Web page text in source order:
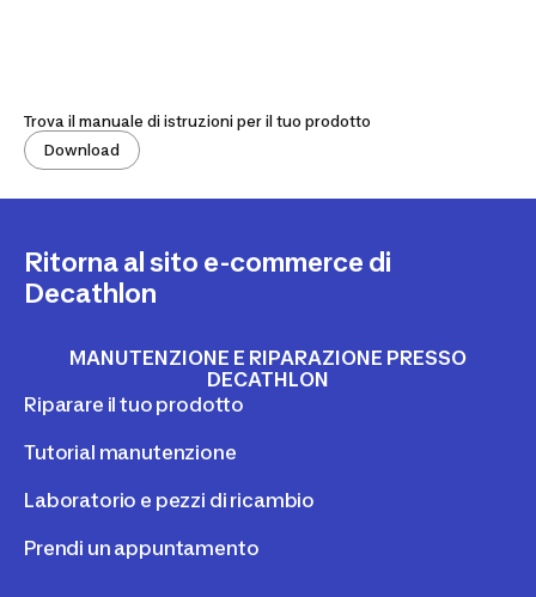
Trova il manuale di istruzioni per il tuo prodotto
Download
Ritorna al sito e-commerce di
Decathlon
MANUTENZIONE E RIPARAZIONE PRESSO
DECATHLON
Riparare il tuo prodotto
Tutorial manutenzione
Laboratorio e pezzi di ricambio
Prendi un appuntamento